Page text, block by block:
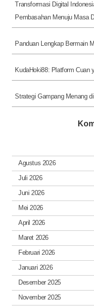
Transformasi Digital
Pembasahan Menuju Masa
Panduan Lengkap Bermain
KudaHoki88: Platform Cuan
Strategi Gampang Menang
Agustus 2026
Juli 2026
Juni 2026
Mei 2026
April 2026
Maret 2026
Februari 2026
Januari 2026
Desember 2025
November 2025